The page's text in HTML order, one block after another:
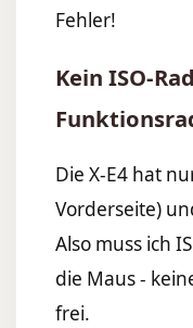
Fehler!
Kein ISO-
Die X-E4 hat
Vorderseite)
Also muss ich
die Maus -
frei.